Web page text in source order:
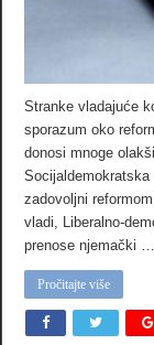
Stranke vladajuće
sporazum oko
donosi mnoge
zadovoljni
vladi, Liberalno-
prenose njemački …
Pročitajte više